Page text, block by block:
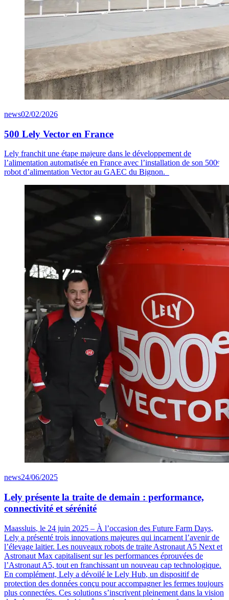
news02/02/2026
500 Lely Vector en France
Lely franchit une étape majeure dans le développement de
l’alimentation automatisée en France avec l’installation de son 500ᵉ
robot d’alimentation Vector au GAEC du Bignon.
news24/06/2025
Lely présente la traite de demain : performance,
connectivité et sérénité
Maassluis, le 24 juin 2025 – À l’occasion des Future Farm Days,
Lely a présenté trois innovations majeures qui incarnent l’avenir de
l’élevage laitier. Les nouveaux robots de traite Astronaut A5 Next et
Astronaut Max capitalisent sur les performances éprouvées de
l’Astronaut A5, tout en franchissant un nouveau cap technologique.
En complément, Lely a dévoilé le Lely Hub, un dispositif de
protection des données conçu pour accompagner les fermes toujours
plus connectées. Ces solutions s’inscrivent pleinement dans la vision